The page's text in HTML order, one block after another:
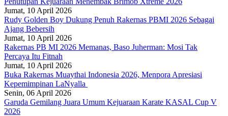
Jumat, 10 April 2026
Rudy Golden Boy Dukung Penuh Rakernas PBMI 2026 Sebagai
Ajang Bebersih
Jumat, 10 April 2026
Rakernas PB MI 2026 Memanas, Baso Juherman: Mosi Tak
Percaya Itu Fitnah
Jumat, 10 April 2026
Buka Rakernas Muaythai Indonesia 2026, Menpora Apresiasi
Kepemimpinan LaNyalla
Senin, 06 April 2026
Garuda Gemilang Juara Umum Kejuaraan Karate KASAL Cup V
2026